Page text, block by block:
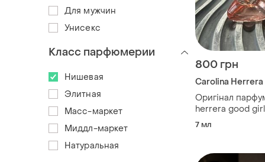
800 грн
Carolina Herrera
Оригінал
herrera good
parfum 7 ml
7 мл
Для мужчин
Унисекс
Класс парфюмерии
Нишевая
Элитная
Масс-маркет
Миддл-маркет
Натуральная